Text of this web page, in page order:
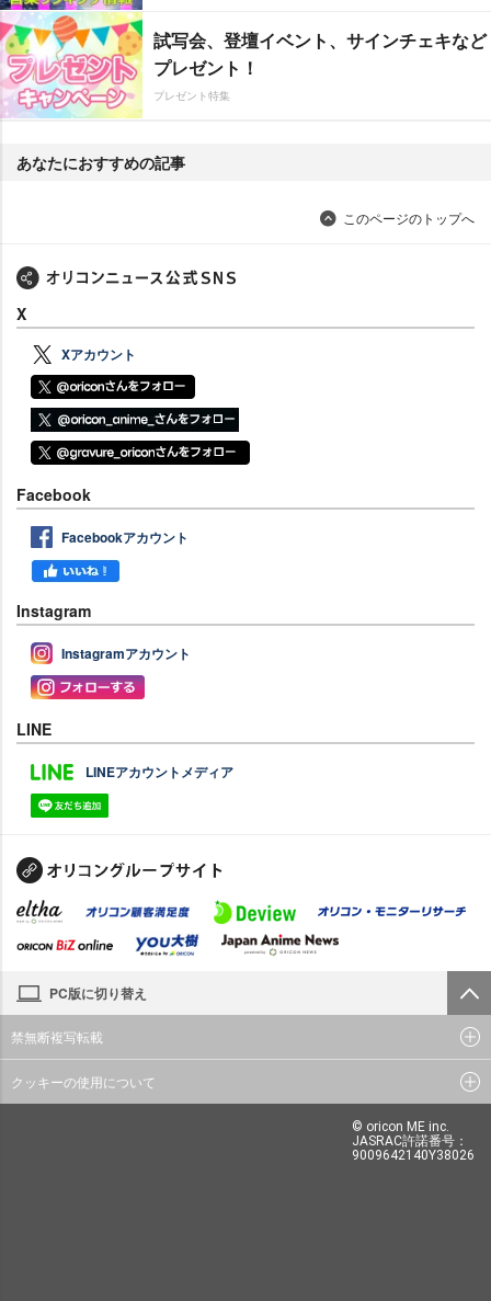
試写会、登壇イベント、サインチェキなど
プレゼント！
プレゼント特集
あなたにおすすめの記事
このページのトップへ
X
Xアカウント
Facebook
Facebookアカウント
Instagram
Instagramアカウント
LINE
LINEアカウントメディア
PC版に切り替え
禁無断複写転載
クッキーの使用について
© oricon ME inc.
JASRAC許諾番号：
9009642140Y38026